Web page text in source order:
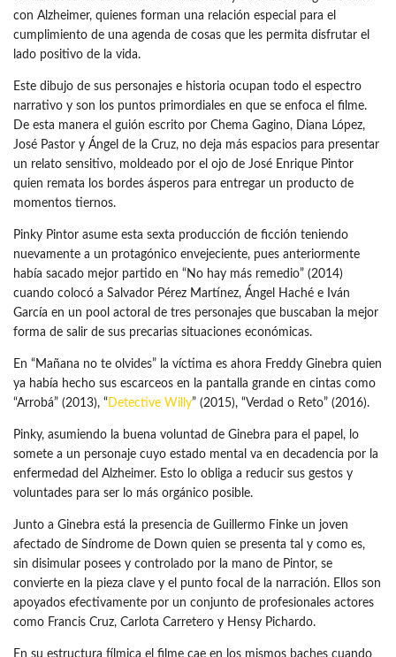
con Alzheimer, quienes forman una relación especial para el
cumplimiento de una agenda de cosas que les permita disfrutar el
lado positivo de la vida.
Este dibujo de sus personajes e historia ocupan todo el espectro
narrativo y son los puntos primordiales en que se enfoca el filme.
De esta manera el guión escrito por Chema Gagino, Diana López,
José Pastor y Ángel de la Cruz, no deja más espacios para presentar
un relato sensitivo, moldeado por el ojo de José Enrique Pintor
quien remata los bordes ásperos para entregar un producto de
momentos tiernos.
Pinky Pintor asume esta sexta producción de ficción teniendo
nuevamente a un protagónico envejeciente, pues anteriormente
había sacado mejor partido en “No hay más remedio” (2014)
cuando colocó a Salvador Pérez Martínez, Ángel Haché e Iván
García en un pool actoral de tres personajes que buscaban la mejor
forma de salir de sus precarias situaciones económicas.
En “Mañana no te olvides” la víctima es ahora Freddy Ginebra quien
ya había hecho sus escarceos en la pantalla grande en cintas como
“Arrobá” (2013), “ Detective Willy” (2015), “Verdad o Reto” (2016).
Pinky, asumiendo la buena voluntad de Ginebra para el papel, lo
somete a un personaje cuyo estado mental va en decadencia por la
enfermedad del Alzheimer. Esto lo obliga a reducir sus gestos y
voluntades para ser lo más orgánico posible.
Junto a Ginebra está la presencia de Guillermo Finke un joven
afectado de Síndrome de Down quien se presenta tal y como es,
sin disimular posees y controlado por la mano de Pintor, se
convierte en la pieza clave y el punto focal de la narración. Ellos son
apoyados efectivamente por un conjunto de profesionales actores
como Francis Cruz, Carlota Carretero y Hensy Pichardo.